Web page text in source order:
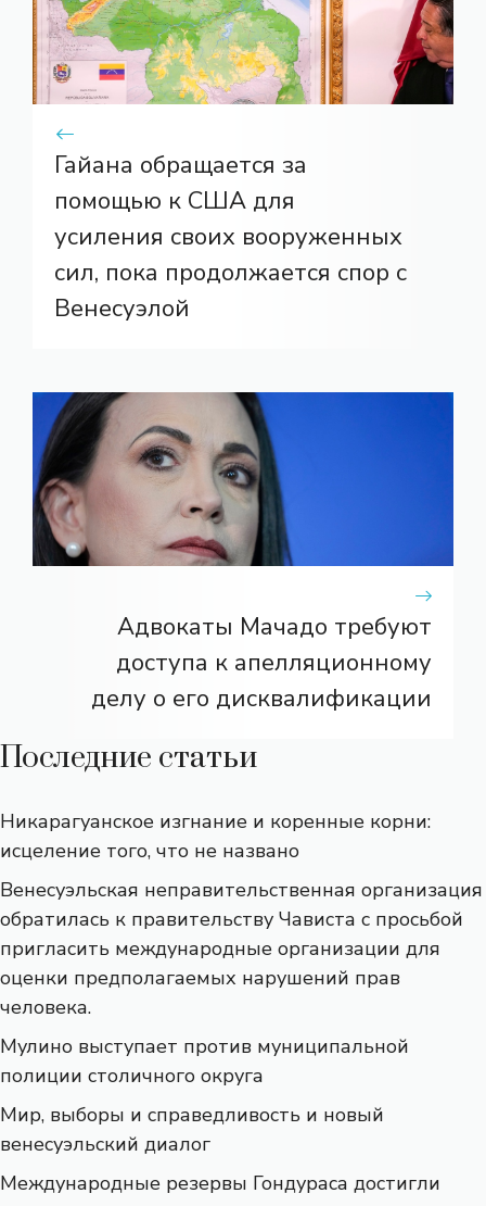
Гайана обращается за
помощью к США для
усиления своих вооруженных
сил, пока продолжается спор с
Венесуэлой
Адвокаты Мачадо требуют
доступа к апелляционному
делу о его дисквалификации
Последние статьи
Никарагуанское изгнание и коренные корни:
исцеление того, что не названо
Венесуэльская неправительственная организация
обратилась к правительству Чависта с просьбой
пригласить международные организации для
оценки предполагаемых нарушений прав
человека.
Мулино выступает против муниципальной
полиции столичного округа
Мир, выборы и справедливость и новый
венесуэльский диалог
Международные резервы Гондураса достигли